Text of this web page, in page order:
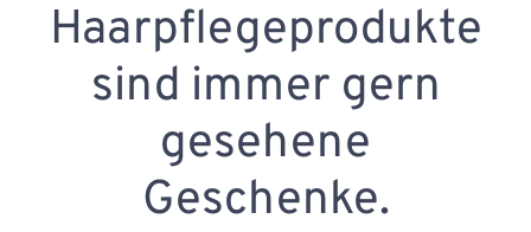
Haarpflegeprodukte
sind immer gern
gesehene
Geschenke.